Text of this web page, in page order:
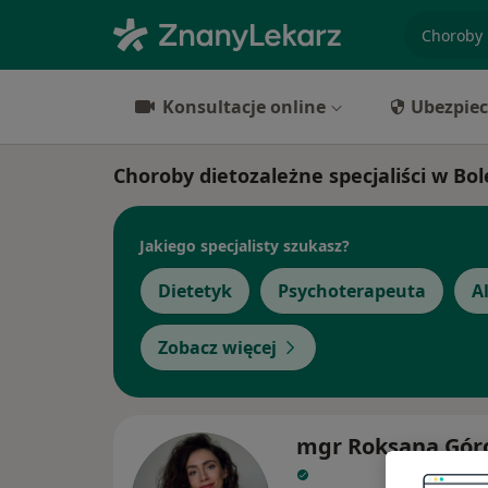
Konsultacje online
Choroby dietozależne specjaliści w
Jakiego specjalisty szukasz?
Dietetyk Psychoterapeuta
Zobacz więcej
mgr Roksana